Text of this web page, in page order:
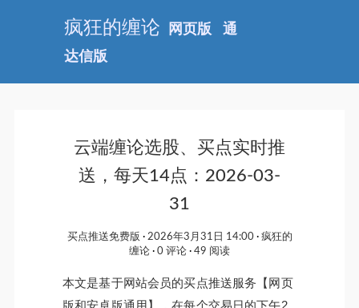
疯狂的缠论 网页版
通
达信版
云端缠论选股、买点实时推
送，每天14点：2026-03-
31
买点推送免费版 2026年3月31日 14:00
疯狂的
缠论
0 评论 49 阅读
本文是基于网站会员的买点推送服务【网页
版和安卓版通用】，在每个交易日的下午2